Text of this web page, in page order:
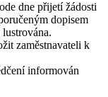
dne přijetí žádosti
dopisem
zaměstnavateli k
informován